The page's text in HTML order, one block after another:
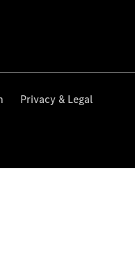
Privacy & Legal